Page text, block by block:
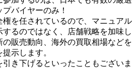
バイヤーのみ！
権を任されているので、マニュアル
るのではなく、店舗戦略を加味し
販売動向、海外の買取相場などを
示します。
き下げるといったこともございま